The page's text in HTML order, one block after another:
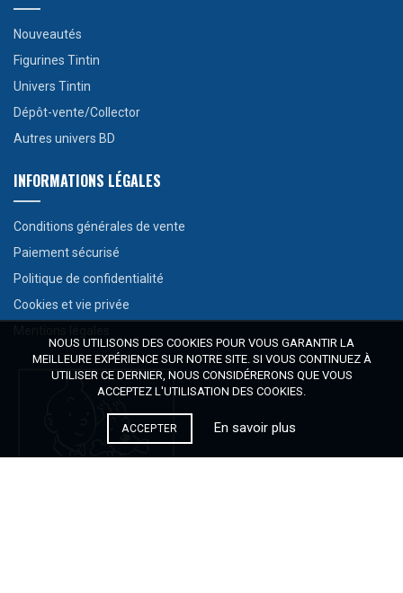
Nouveautés
Figurines Tintin
Univers Tintin
Dépôt-vente/Collector
Autres univers BD
INFORMATIONS LÉGALES
Conditions générales de vente
Paiement sécurisé
Politique de confidentialité
Cookies et vie privée
NOUS UTILISONS DES COOKIES POUR VOUS GARANTIR LA
MEILLEURE EXPÉRIENCE SUR NOTRE SITE. SI VOUS CONTINUEZ À
UTILISER CE DERNIER, NOUS CONSIDÉRERONS QUE VOUS
ACCEPTEZ L'UTILISATION DES COOKIES.
ACCEPTER En savoir plus